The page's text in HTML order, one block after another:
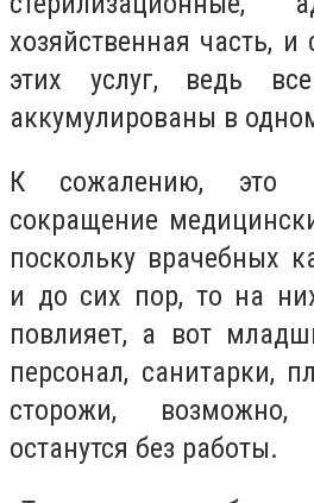
хозяйственная часть, и
этих услуг, ведь
аккумулированы в
К сожалению, это
сокращение
поскольку врачебных
и до сих пор, то на
повлияет, а вот
персонал, санитарки,
сторожи,
останутся без работы.